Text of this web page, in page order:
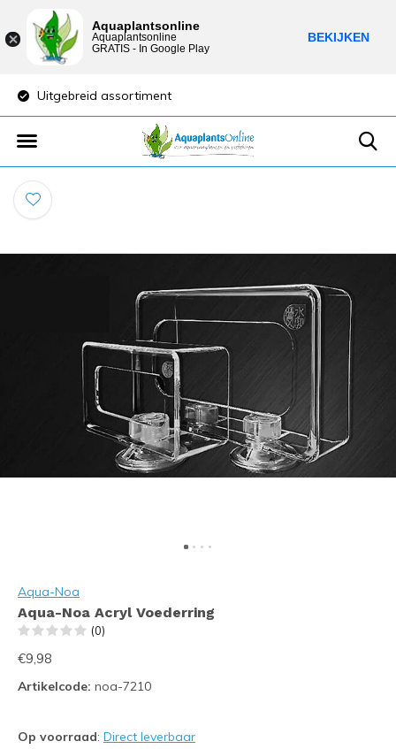
Uitgebreid assortiment
Aqua-Noa
Aqua-Noa Acryl Voederring
(0)
€9,98
Artikelcode: noa-7210
Op voorraad: Direct leverbaar
Aquaplantsonline
Aquaplantsonline
GRATIS - In Google Play
BEKIJKEN